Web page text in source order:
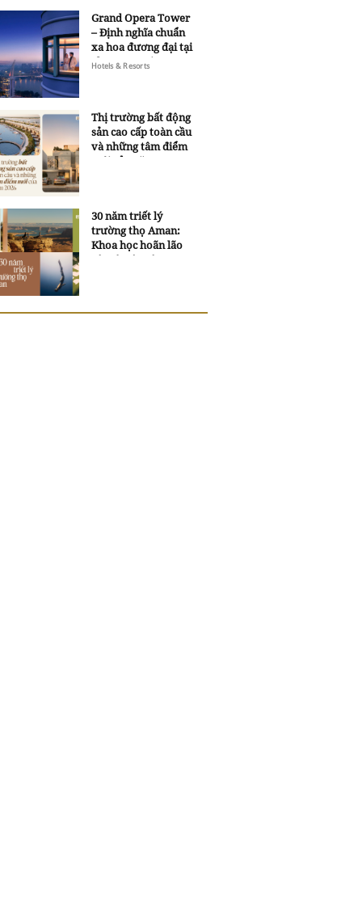
Grand Opera Tower
– Định nghĩa chuẩn
xa hoa đương đại tại
Sheraton Saigon
Hotels & Resorts
Thị trường bất động
sản cao cấp toàn cầu
và những tâm điểm
mới của năm 2026
30 năm triết lý
trường thọ Aman:
Khoa học hoãn lão
và trí tuệ ngàn xưa